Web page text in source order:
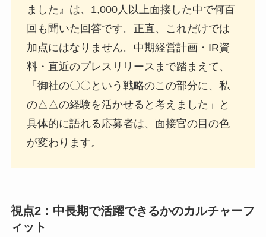
ました』は、1,000人以上面接した中で何百
回も聞いた回答です。正直、これだけでは
加点にはなりません。中期経営計画・IR資
料・直近のプレスリリースまで踏まえて、
「御社の〇〇という戦略のこの部分に、私
の△△の経験を活かせると考えました」と
具体的に語れる応募者は、面接官の目の色
が変わります。
視点2：中長期で活躍できるかのカルチャーフ
ィット